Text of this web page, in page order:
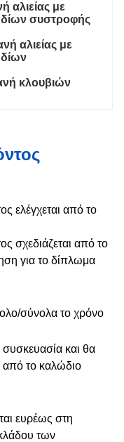
αλιείας με
συστροφής
αλιείας με
κλουβιών
ελέγχεται από το
σχεδιάζεται από το
για το δίπλωμα
σύνολα το χρόνο
και θα
από το καλώδιο
ευρέως στη
των